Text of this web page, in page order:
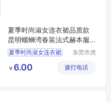
夏季时尚淑女连衣裙品质款
昆明螺蛳湾春装法式赫本服
装店衬衫直播货源
夏季时尚淑女连衣裙
昆明直播连衣裙
东莞市虎
饰经营部
￥ 6.00 拨打电话